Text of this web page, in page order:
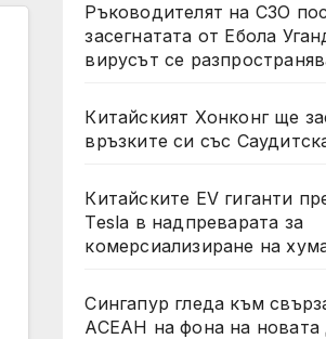
Ръководителят на СЗО
засегнатата от Ебола
вирусът се
Китайският Хонконг ще
връзките си със
Китайските EV гиганти
Tesla в надпреварата за
комерсиализиране на
Сингапур гледа към
АСЕАН на фона на новата